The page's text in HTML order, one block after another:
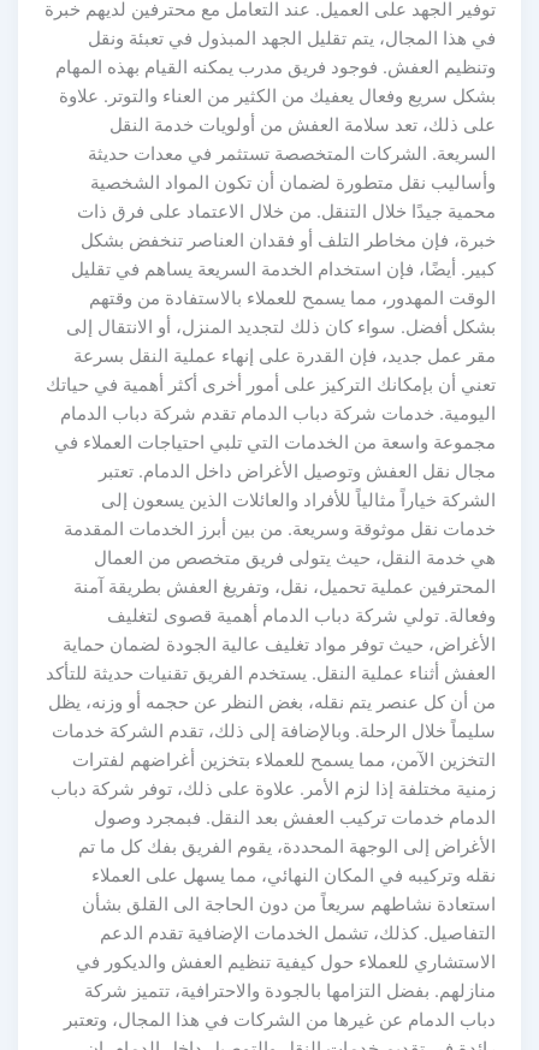
توفير الجهد على العميل. عند التعامل مع محترفين لديهم خبرة
في هذا المجال، يتم تقليل الجهد المبذول في تعبئة ونقل
وتنظيم العفش. فوجود فريق مدرب يمكنه القيام بهذه المهام
بشكل سريع وفعال يعفيك من الكثير من العناء والتوتر. علاوة
على ذلك، تعد سلامة العفش من أولويات خدمة النقل
السريعة. الشركات المتخصصة تستثمر في معدات حديثة
وأساليب نقل متطورة لضمان أن تكون المواد الشخصية
محمية جيدًا خلال التنقل. من خلال الاعتماد على فرق ذات
خبرة، فإن مخاطر التلف أو فقدان العناصر تنخفض بشكل
كبير. أيضًا، فإن استخدام الخدمة السريعة يساهم في تقليل
الوقت المهدور، مما يسمح للعملاء بالاستفادة من وقتهم
بشكل أفضل. سواء كان ذلك لتجديد المنزل، أو الانتقال إلى
مقر عمل جديد، فإن القدرة على إنهاء عملية النقل بسرعة
تعني أن بإمكانك التركيز على أمور أخرى أكثر أهمية في حياتك
اليومية. خدمات شركة دباب الدمام تقدم شركة دباب الدمام
مجموعة واسعة من الخدمات التي تلبي احتياجات العملاء في
مجال نقل العفش وتوصيل الأغراض داخل الدمام. تعتبر
الشركة خياراً مثالياً للأفراد والعائلات الذين يسعون إلى
خدمات نقل موثوقة وسريعة. من بين أبرز الخدمات المقدمة
هي خدمة النقل، حيث يتولى فريق متخصص من العمال
المحترفين عملية تحميل، نقل، وتفريغ العفش بطريقة آمنة
وفعالة. تولي شركة دباب الدمام أهمية قصوى لتغليف
الأغراض، حيث توفر مواد تغليف عالية الجودة لضمان حماية
العفش أثناء عملية النقل. يستخدم الفريق تقنيات حديثة للتأكد
من أن كل عنصر يتم نقله، بغض النظر عن حجمه أو وزنه، يظل
سليماً خلال الرحلة. وبالإضافة إلى ذلك، تقدم الشركة خدمات
التخزين الآمن، مما يسمح للعملاء بتخزين أغراضهم لفترات
زمنية مختلفة إذا لزم الأمر. علاوة على ذلك، توفر شركة دباب
الدمام خدمات تركيب العفش بعد النقل. فبمجرد وصول
الأغراض إلى الوجهة المحددة، يقوم الفريق بفك كل ما تم
نقله وتركيبه في المكان النهائي، مما يسهل على العملاء
استعادة نشاطهم سريعاً من دون الحاجة الى القلق بشأن
التفاصيل. كذلك، تشمل الخدمات الإضافية تقدم الدعم
الاستشاري للعملاء حول كيفية تنظيم العفش والديكور في
منازلهم. بفضل التزامها بالجودة والاحترافية، تتميز شركة
دباب الدمام عن غيرها من الشركات في هذا المجال، وتعتبر